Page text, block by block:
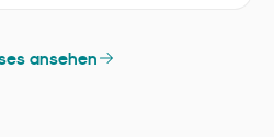
ansehen